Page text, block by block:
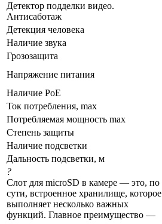
Детектор подделки видео.
Антисаботаж
Детекция человека
Наличие звука
Грозозащита
Напряжение питания
Наличие PoE
Ток потребления, max
Потребляемая мощность max
Степень защиты
Наличие подсветки
Дальность подсветки, м
?
Слот для microSD в камере — это, по
сути, встроенное хранилище, которое
выполняет несколько важных
функций. Главное преимущество —